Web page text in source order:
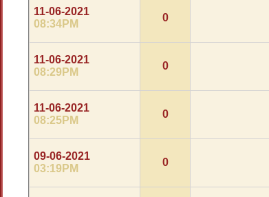
0
11-06-2021
08:34PM
0
11-06-2021
08:29PM
0
11-06-2021
08:25PM
0
09-06-2021
03:19PM